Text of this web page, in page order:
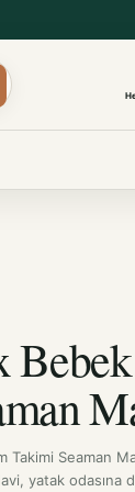
Takimi Seaman
yatak odasına